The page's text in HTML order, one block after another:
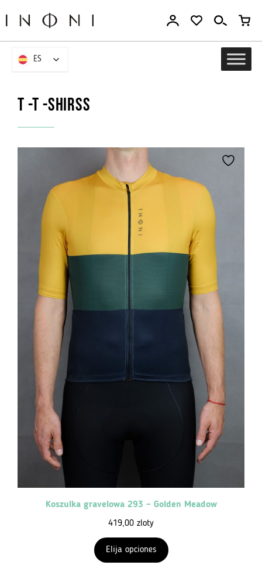
T -T -SHIRSS
Koszulka gravelowa 293 – Golden Meadow
419,00 zloty
Elija opciones
ES
ES